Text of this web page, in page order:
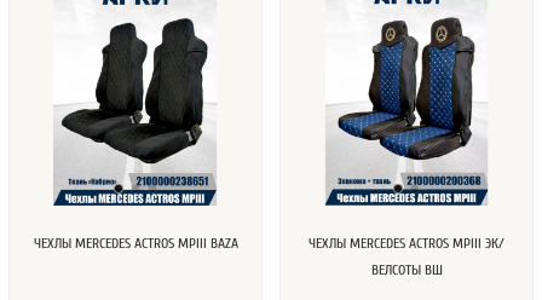
ЧЕХЛЫ MERCEDES ACTROS MPIII BAZA
ЧЕХЛЫ MERCEDES ACTROS MPIII ЭК/
ВЕЛСОТЫ ВШ